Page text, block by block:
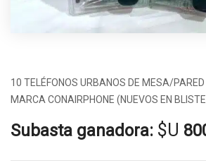
10 TELÉFONOS URBANOS DE MESA/
MARCA CONAIRPHONE (NUEVOS EN
Subasta ganadora: $U